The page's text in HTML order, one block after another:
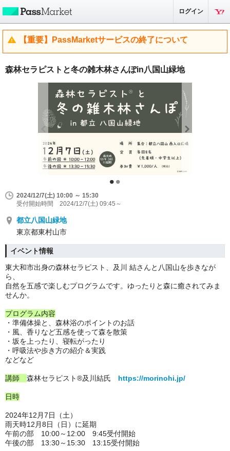
ログイン
【重要】PassMarketサービスの終了について
森林セラピストと冬の雑木林さんぽin八国山緑地
2024/12/7(土) 10:00 ～ 15:30
受付開始時間 2024/12/7(土) 09:45～
都立八国山緑地
東京都東村山市
イベント情報
東大和市出身の森林セラピスト、及川 結さんと八国山を歩きなが
ら、
自然を五感で楽しむプログラムです。ゆったりと森に癒されてみま
せんか。
プログラム内容
・準備体操と、森林浴のポイントのお話
・風、香りなど五感を使って森を散策
・坂を上ったり、寝転がったり
・呼吸法や歩き方の紹介＆実践
などなど
講師 森林セラピスト®及川結氏 https://morinohi.jp/
日時
2024年12月7日（土）
雨天時12月8日（日）に延期
午前の部 10:00～12:00 9:45受付開始
午後の部 13:30～15:30 13:15受付開始